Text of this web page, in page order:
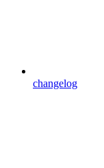
changelog